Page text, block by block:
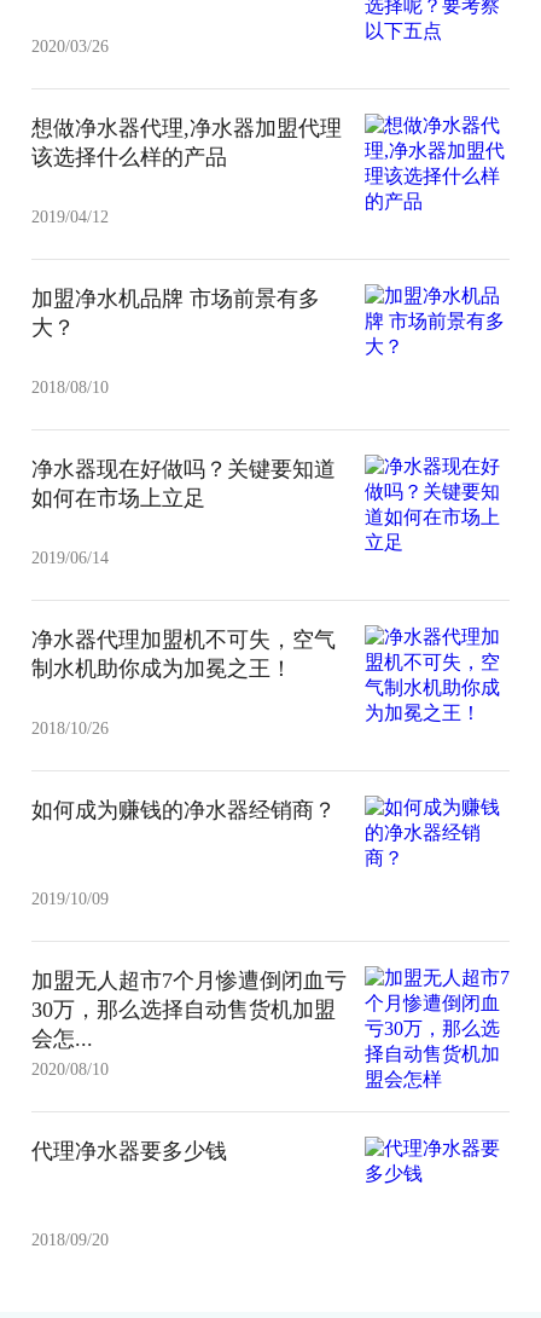
2020/03/26
想做净水器代理,净水器加盟代理
该选择什么样的产品
2019/04/12
加盟净水机品牌 市场前景有多
大？
2018/08/10
净水器现在好做吗？关键要知道
如何在市场上立足
2019/06/14
净水器代理加盟机不可失，空气
制水机助你成为加冕之王！
2018/10/26
如何成为赚钱的净水器经销商？
2019/10/09
加盟无人超市7个月惨遭倒闭血亏
30万，那么选择自动售货机加盟
会怎...
2020/08/10
代理净水器要多少钱
2018/09/20